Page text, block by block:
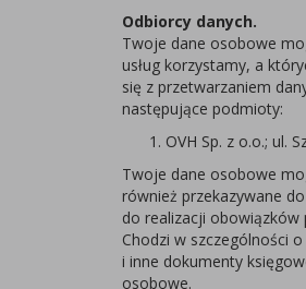
Odbiorcy danych.
Twoje dane osobowe
usług korzystamy, a
się z przetwarzaniem
następujące podmioty:
OVH Sp. z o.o.; ul.
Twoje dane osobowe
również przekazywane
do realizacji
Chodzi w szczególności
i inne dokumenty
osobowe.